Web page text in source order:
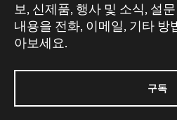
보, 신제품, 행사 및 소식, 설
내용을 전화, 이메일, 기타 방
아보세요.
구독